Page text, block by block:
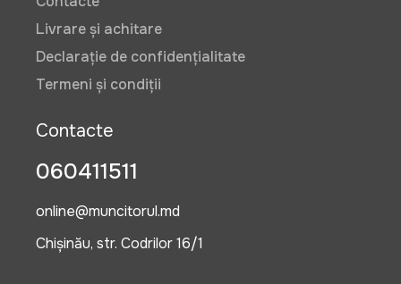
Livrare și achitare
Declarație de confidențialitate
Termeni și condiții
Contacte
060411511
online@muncitorul.md
Chișinău, str. Codrilor 16/1